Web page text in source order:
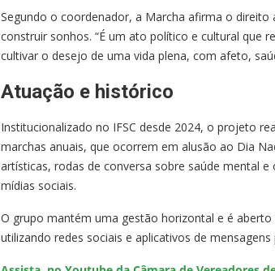
Segundo o coordenador, a Marcha afirma o direito
construir sonhos. “É um ato político e cultural que
cultivar o desejo de uma vida plena, com afeto,
Atuação e histórico
Institucionalizado no IFSC desde 2024, o projeto
marchas anuais, que ocorrem em alusão ao Dia
artísticas, rodas de conversa sobre saúde mental
mídias sociais.
O grupo mantém uma gestão horizontal e é
utilizando redes sociais e aplicativos de